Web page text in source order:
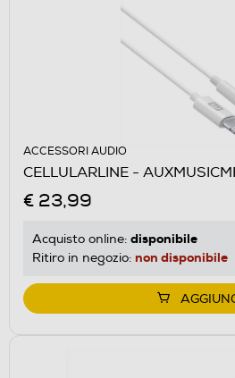
ACCESSORI AUDIO
CELLULARLINE -
€ 23,99
Acquisto online: disponibile
Ritiro in negozio: non disponibile